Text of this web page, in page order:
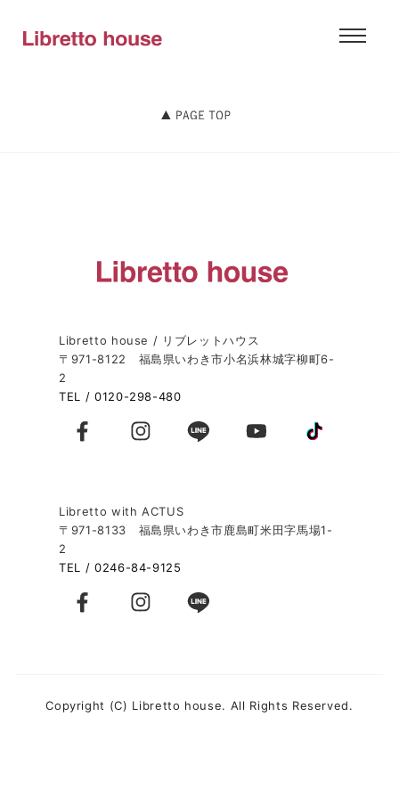
Libretto house / リブレットハウス
〒971-8122 福島県いわき市小名浜林城字柳町6-
2
TEL / 0120-298-480
Libretto with ACTUS
〒971-8133 福島県いわき市鹿島町米田字馬場1-
2
TEL / 0246-84-9125
Copyright (C) Libretto house. All Rights Reserved.